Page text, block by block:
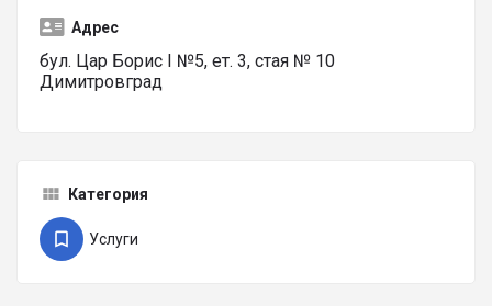
Адрес
бул. Цар Борис І №5, ет. 3, стая № 10
Димитровград
Категория
Услуги